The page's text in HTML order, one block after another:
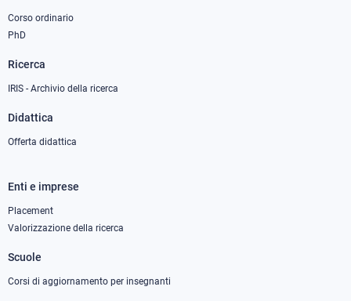
Corso ordinario
PhD
Ricerca
IRIS - Archivio della ricerca
Didattica
Offerta didattica
Footer
column
Enti e imprese
Placement
Valorizzazione della ricerca
Scuole
Corsi di aggiornamento per insegnanti